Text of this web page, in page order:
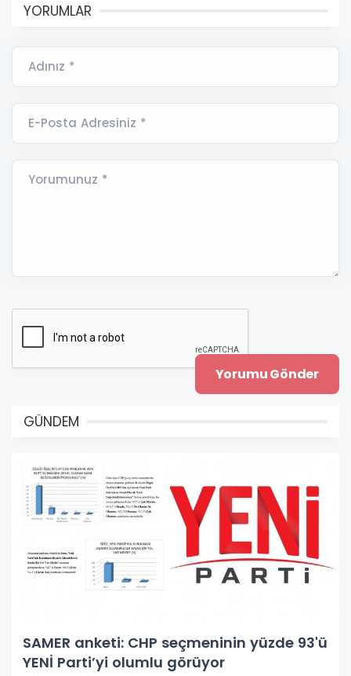
YORUMLAR
Adınız *
E-Posta Adresiniz *
Yorumunuz *
GÜNDEM
SAMER anketi: CHP seçmeninin yüzde 93'ü
YENİ Parti’yi olumlu görüyor